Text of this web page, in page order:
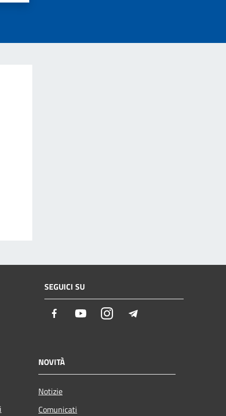
SEGUICI SU
Facebook YoutubeInstagram
NOVITÀ
Notizie
Comunicati